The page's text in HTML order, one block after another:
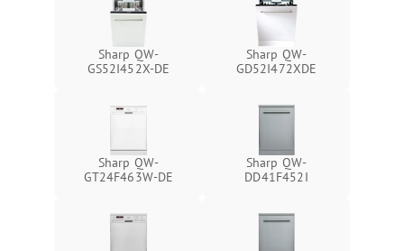
Sharp QW-
GS52I452X-DE
Sharp QW-
GD52I472XDE
Sharp QW-
GT24F463W-DE
Sharp QW-
DD41F452I